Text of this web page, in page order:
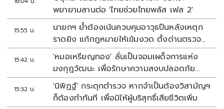
พยายามสานต่อ 'ไทยช่วยไทยพลัส เฟส 2'
15:55 น.
นายกฯ ย้ำต้องเน้นควบคุมอาวุธปืนหลังเหตุก
ราดยิง แก้กฎหมายให้เข้มงวด ตั้งด่านตรวจ
เพิ่ม
15:42 น.
'หมอเหรียญทอง' ลั่นเป็นจอมเผด็จการแห่ง
มงกุฎวัฒนะ เพื่อรักษาความสงบปลอดภัย
ภายในรพ.
15:32 น.
'นิพิฏฐ์' กระตุกตำรวจ หากจำเป็นต้องวิสามัญฯ
ก็ต้องทำทันที เพื่อมิให้ผู้บริสุทธิ์เสียชีวิตเพิ่ม